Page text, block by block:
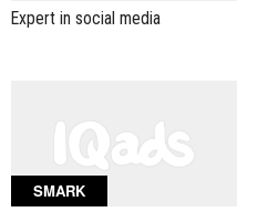
Expert in social media
SMARK